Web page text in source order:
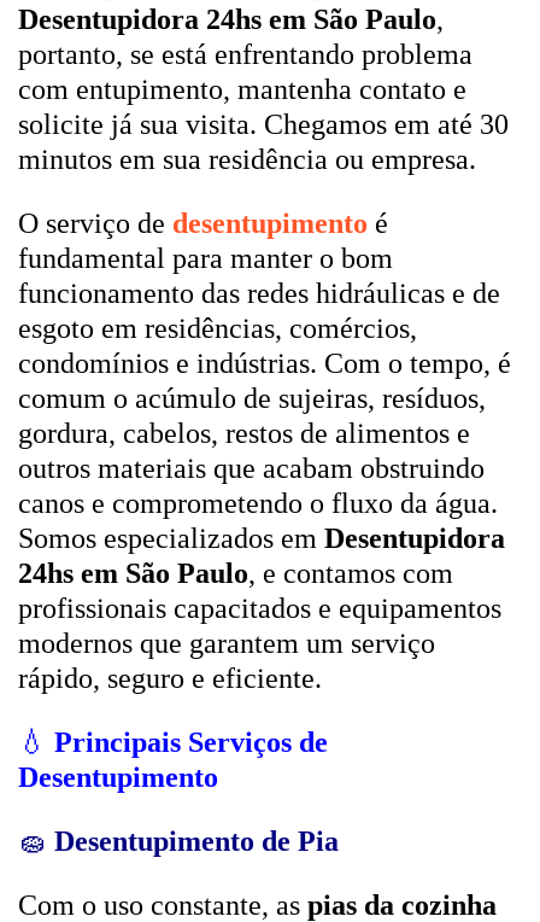
Desentupidora 24hs em São Paulo,
portanto, se está enfrentando problema
com entupimento, mantenha contato e
solicite já sua visita. Chegamos em até 30
minutos em sua residência ou empresa.
O serviço de desentupimento é
fundamental para manter o bom
funcionamento das redes hidráulicas e de
esgoto em residências, comércios,
condomínios e indústrias. Com o tempo, é
comum o acúmulo de sujeiras, resíduos,
gordura, cabelos, restos de alimentos e
outros materiais que acabam obstruindo
canos e comprometendo o fluxo da água.
Somos especializados em Desentupidora
24hs em São Paulo, e contamos com
profissionais capacitados e equipamentos
modernos que garantem um serviço
rápido, seguro e eficiente.
💧 Principais Serviços de
Desentupimento
🧽 Desentupimento de Pia
Com o uso constante, as pias da cozinha